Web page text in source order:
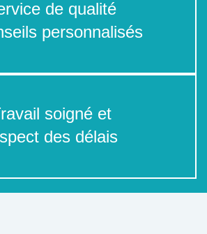
de qualité
personnalisés
soigné et
des délais